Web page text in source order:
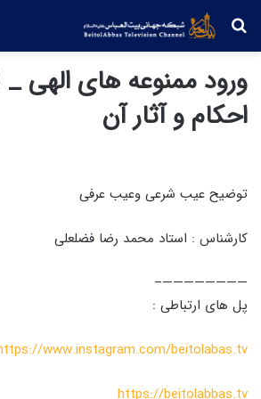
جستجو
احکام و آثار آن
توضیح عیب شرعی وعیب عرفی
کارشناس : استاد محمد رضا فضلعلی
————————–
پل های ارتباطی :
www.instagram.com/beitolabas.tv
https://beitolabbas.tv